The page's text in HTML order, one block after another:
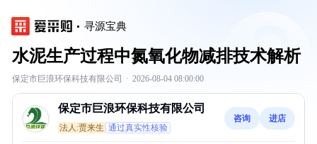
寻源宝典
水泥生产过程中氮氧化物减排技术解析
保定市巨浪环保科技有限公司 · 2026-08-04 08:00:00
保定市巨浪环保科技有限公司
法人:贾来生 通过真实性核验
咨询 进店